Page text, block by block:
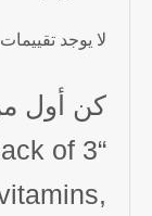
لا يوجد
كن أول
of 3